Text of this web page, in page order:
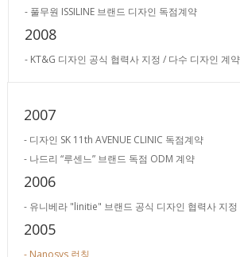
- 풀무원 ISSILINE 브랜드 디자인 독점계약
2008
- KT&G 디자인 공식 협력사 지정 / 다수 디자인 계약
2007
- 디자인 SK 11th AVENUE CLINIC 독점계약
- 나드리 “루센느” 브랜드 독점 ODM 계약
2006
- 유니베라 "linitie" 브랜드 공식 디자인 협력사 지정
2005
- Nanosys 런칭